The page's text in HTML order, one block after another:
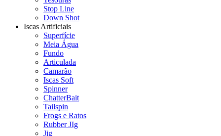
Stop Line
Down Shot
Iscas Artificiais
Superfície
Meia Água
Fundo
Articulada
Camarão
Iscas Soft
Spinner
ChatterBait
Tailspin
Frogs e Ratos
Rubber JIg
Jig